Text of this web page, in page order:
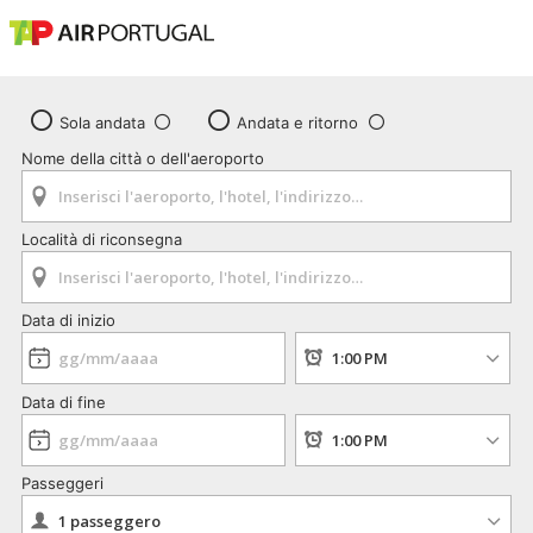
Sola andata
Andata e ritorno
Nome della città o dell'aeroporto
Località di riconsegna
Data di inizio
Data di fine
Passeggeri